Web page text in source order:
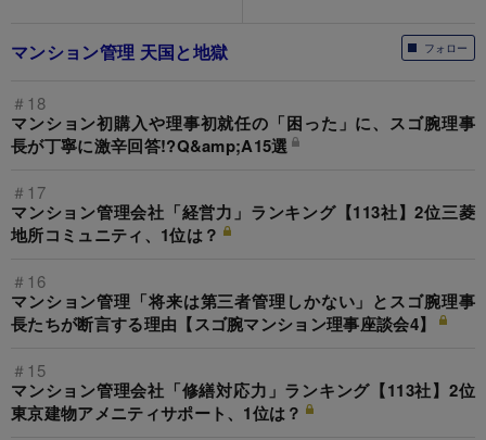
フォロー
マンション管理 天国と地獄
＃18
マンション初購入や理事初就任の「困った」に、スゴ腕理事
長が丁寧に激辛回答!?Q&amp;A15選
＃17
マンション管理会社「経営力」ランキング【113社】2位三菱
地所コミュニティ、1位は？
＃16
マンション管理「将来は第三者管理しかない」とスゴ腕理事
長たちが断言する理由【スゴ腕マンション理事座談会4】
＃15
マンション管理会社「修繕対応力」ランキング【113社】2位
東京建物アメニティサポート、1位は？